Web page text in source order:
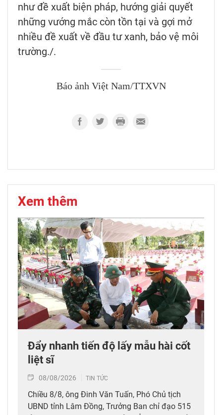
như đề xuất biện pháp, hướng giải quyết
những vướng mắc còn tồn tại và gợi mở
nhiều đề xuất về đầu tư xanh, bảo vệ môi
trường./.
Báo ảnh Việt Nam/TTXVN
Xem thêm
Đẩy nhanh tiến độ lấy mẫu hài cốt
liệt sĩ
08/08/2026 TIN TỨC
Chiều 8/8, ông Đinh Văn Tuấn, Phó Chủ tịch
UBND tỉnh Lâm Đồng, Trưởng Ban chỉ đạo 515